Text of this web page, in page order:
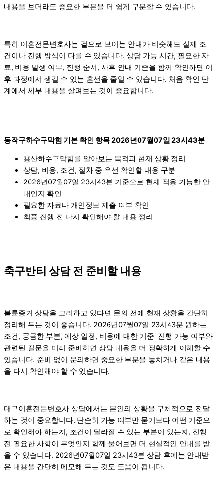
내용을 보더라도 중요한 부분을 더 쉽게 구분할 수 있습니다.
특히 이혼전문변호사는 겉으로 보이는 안내가 비슷해도 실제 조
건이나 진행 방식이 다를 수 있습니다. 상담 가능 시간, 필요한 자
료, 비용 발생 여부, 진행 순서, 사후 안내 기준을 함께 확인하면 이
후 과정에서 생길 수 있는 혼선을 줄일 수 있습니다. 처음 확인 단
계에서 세부 내용을 살펴보는 것이 중요합니다.
동작구하수구막힘 기본 확인 항목 2026년07월07일 23시43분
용산하수구막힘를 알아보는 목적과 현재 상황 정리
상담, 비용, 조건, 절차 중 우선 확인할 내용 구분
2026년07월07일 23시43분 기준으로 현재 적용 가능한 안
내인지 확인
필요한 자료나 개인정보 제출 여부 확인
최종 진행 전 다시 확인해야 할 내용 정리
축구반티 상담 전 준비할 내용
불륜증거 상담을 고려하고 있다면 문의 전에 현재 상황을 간단히
정리해 두는 것이 좋습니다. 2026년07월07일 23시43분 원하는
조건, 궁금한 부분, 예상 일정, 비용에 대한 기준, 진행 가능 여부와
관련된 질문을 미리 준비하면 상담 내용을 더 정확하게 이해할 수
있습니다. 준비 없이 문의하면 중요한 부분을 놓치거나 같은 내용
을 다시 확인해야 할 수 있습니다.
대구이혼전문변호사 상담에서는 본인의 상황을 구체적으로 전달
하는 것이 중요합니다. 단순히 가능 여부만 묻기보다 어떤 기준으
로 확인해야 하는지, 조건이 달라질 수 있는 부분이 있는지, 진행
전 필요한 사항이 무엇인지 함께 물어보면 더 현실적인 안내를 받
을 수 있습니다. 2026년07월07일 23시43분 상담 후에는 안내받
은 내용을 간단히 메모해 두는 것도 도움이 됩니다.